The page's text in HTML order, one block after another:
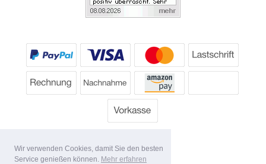
Wir verwenden Cookies, damit Sie den besten
Service genießen können. Mehr erfahren